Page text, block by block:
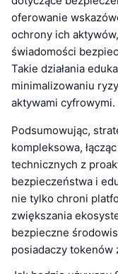
oferowanie
ochrony ich
świadomości
Takie działania
minimalizowaniu
aktywami cyfrowymi.
Podsumowując,
kompleksowa,
technicznych z
bezpieczeństwa i
nie tylko chroni
zwiększania
bezpieczne
posiadaczy tokenów